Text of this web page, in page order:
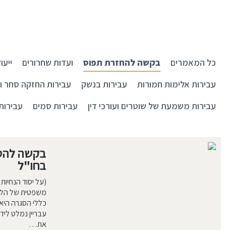
כל המאמרים בקשה להחזרת תפוס ועדות שחרורים
עבירות אלימות חמורות
עבירות בנשק
עבירות החזקה סחר
עבירות משמעת של שוטרים ועורכי דין
עבירות סמים
בקשה
בחו"ל
(על יסוד
משפטית של
כללי הסגרה
עבריין נמלט
את…